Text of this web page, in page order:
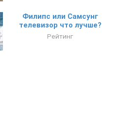
Филипс или Самсунг
телевизор что лучше?
Рейтинг